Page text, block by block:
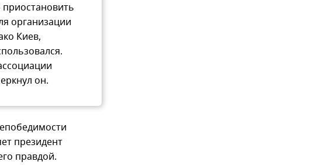
организации
Киев,
он.
президент
правдой.